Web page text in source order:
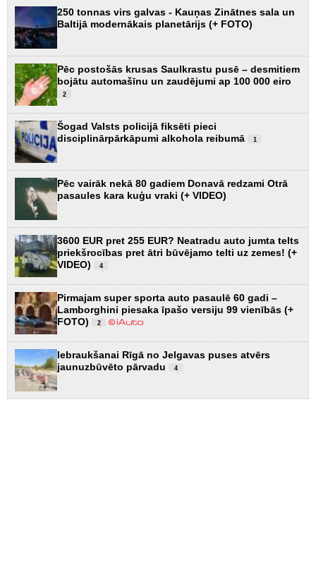
250 tonnas virs galvas - Kauņas Zinātnes sala un
Baltijā modernākais planetārijs (+ FOTO)
Pēc postošās krusas Saulkrastu pusē – desmitiem
bojātu automašīnu un zaudējumi ap 100 000 eiro
2
Šogad Valsts policijā fiksēti pieci
disciplinārpārkāpumi alkohola reibumā
1
Pēc vairāk nekā 80 gadiem Donavā redzami Otrā
pasaules kara kuģu vraki (+ VIDEO)
3600 EUR pret 255 EUR? Neatradu auto jumta telts
priekšrocības pret ātri būvējamo telti uz zemes! (+
VIDEO)
4
Pirmajam super sporta auto pasaulē 60 gadi –
Lamborghini piesaka īpašo versiju 99 vienībās (+
FOTO)
2
Iebraukšanai Rīgā no Jelgavas puses atvērs
jaunuzbūvēto pārvadu
4